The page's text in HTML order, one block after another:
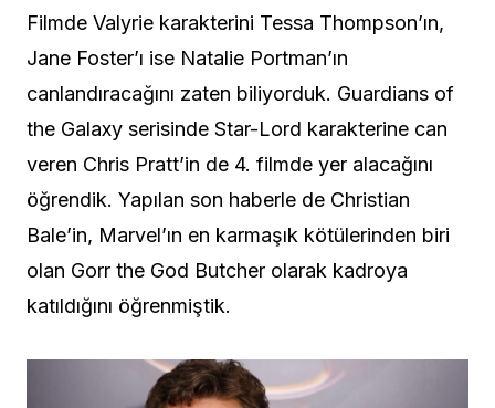
Filmde Valyrie karakterini Tessa Thompson’ın,
Jane Foster’ı ise Natalie Portman’ın
canlandıracağını zaten biliyorduk. Guardians of
the Galaxy serisinde Star-Lord karakterine can
veren Chris Pratt’in de 4. filmde yer alacağını
öğrendik. Yapılan son haberle de Christian
Bale’in, Marvel’ın en karmaşık kötülerinden biri
olan Gorr the God Butcher olarak kadroya
katıldığını öğrenmiştik.